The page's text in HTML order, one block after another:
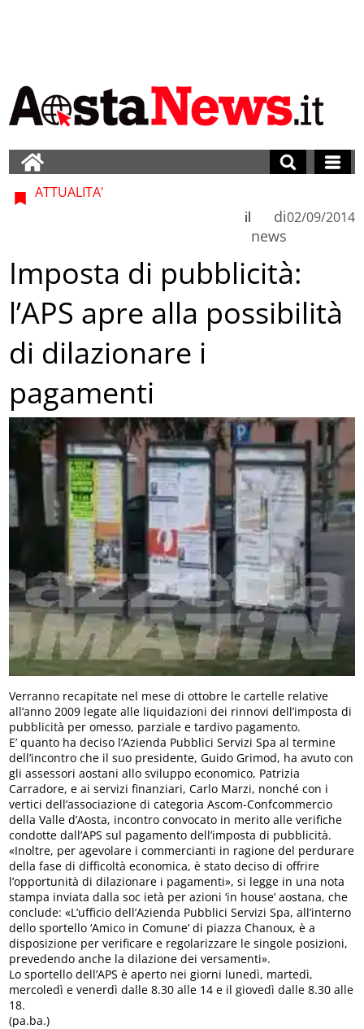
ATTUALITA'
di
news
il 02/09/2014
Imposta di pubblicità:
l’APS apre alla possibilità
di dilazionare i
pagamenti
Verranno recapitate nel mese di ottobre le cartelle relative
all’anno 2009 legate alle liquidazioni dei rinnovi dell’imposta di
pubblicità per omesso, parziale e tardivo pagamento.
E’ quanto ha deciso l’Azienda Pubblici Servizi Spa al termine
dell’incontro che il suo presidente, Guido Grimod, ha avuto con
gli assessori aostani allo sviluppo economico, Patrizia
Carradore, e ai servizi finanziari, Carlo Marzi, nonché con i
vertici dell’associazione di categoria Ascom-Confcommercio
della Valle d’Aosta, incontro convocato in merito alle verifiche
condotte dall’APS sul pagamento dell’imposta di pubblicità.
«Inoltre, per agevolare i commercianti in ragione del perdurare
della fase di difficoltà economica, è stato deciso di offrire
l’opportunità di dilazionare i pagamenti», si legge in una nota
stampa inviata dalla soc ietà per azioni ‘in house’ aostana, che
conclude: «L’ufficio dell’Azienda Pubblici Servizi Spa, all’interno
dello sportello ‘Amico in Comune’ di piazza Chanoux, è a
disposizione per verificare e regolarizzare le singole posizioni,
prevedendo anche la dilazione dei versamenti».
Lo sportello dell’APS è aperto nei giorni lunedì, martedì,
mercoledì e venerdì dalle 8.30 alle 14 e il giovedì dalle 8.30 alle
18.
(pa.ba.)